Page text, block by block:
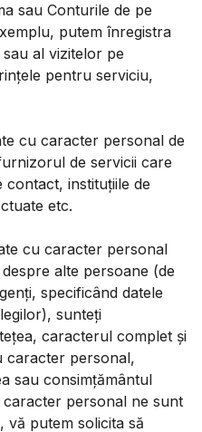
sau Conturile de pe
putem înregistra
al vizitelor pe
pentru serviciu,
cu caracter personal de
de servicii care
contact, instituțiile de
etc.
cu caracter personal
alte persoane (de
specificând datele
sunteți
caracterul complet și
caracter personal,
sau consimțământul
personal ne sunt
vă putem solicita să